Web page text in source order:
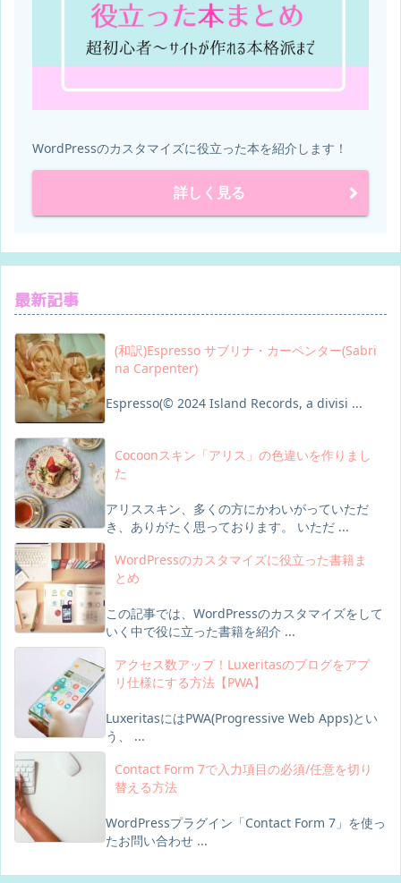
WordPressのカスタマイズに役立った本を紹介します！
詳しく見る
最新記事
(和訳)Espresso サブリナ・カーペンター(Sabri
na Carpenter)
Espresso(© 2024 Island Records, a divisi ...
Cocoonスキン「アリス」の色違いを作りまし
た
アリススキン、多くの方にかわいがっていただ
き、ありがたく思っております。 いただ ...
WordPressのカスタマイズに役立った書籍ま
とめ
この記事では、WordPressのカスタマイズをして
いく中で役に立った書籍を紹介 ...
アクセス数アップ！Luxeritasのブログをアプ
リ仕様にする方法【PWA】
LuxeritasにはPWA(Progressive Web Apps)とい
う、 ...
Contact Form 7で入力項目の必須/任意を切り
替える方法
WordPressプラグイン「Contact Form 7」を使っ
たお問い合わせ ...